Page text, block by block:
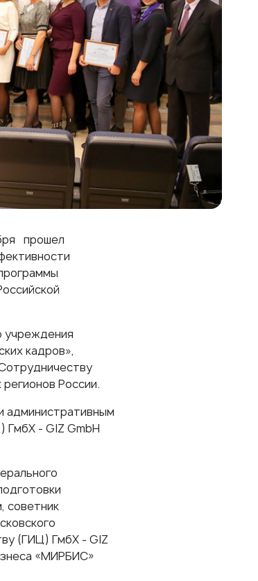
прошел
учреждения
кадров»,
России.
административным
- GIZ GmbH
советник
(ГИЦ) ГмбХ - GIZ
«МИРБИС»